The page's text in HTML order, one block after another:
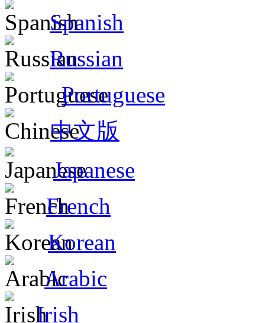
Spanish
Russian
Portuguese
中文版
Japanese
French
Korean
Arabic
Irish